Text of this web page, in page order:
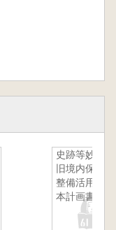
史跡等妙寺
旧境内保存
整備活用基
本計画書